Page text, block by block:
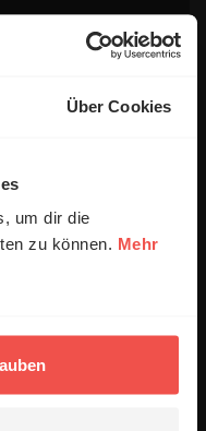
Über Cookies
um dir die
zu können. Mehr
siehe
Sie beim
Netiquette